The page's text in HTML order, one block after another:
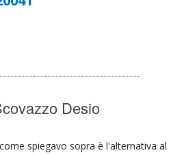
Desio
spiegavo sopra è l'alternativa al